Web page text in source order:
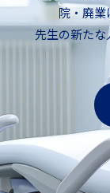
院・廃
先生の新た